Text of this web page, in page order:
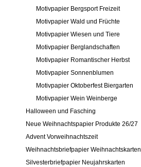
Motivpapier Bergsport Freizeit
Motivpapier Wald und Früchte
Motivpapier Wiesen und Tiere
Motivpapier Berglandschaften
Motivpapier Romantischer Herbst
Motivpapier Sonnenblumen
Motivpapier Oktoberfest Biergarten
Motivpapier Wein Weinberge
Halloween und Fasching
Neue Weihnachtspapier Produkte 26/27
Advent Vorweihnachtszeit
Weihnachtsbriefpapier Weihnachtskarten
Silvesterbriefpapier Neujahrskarten